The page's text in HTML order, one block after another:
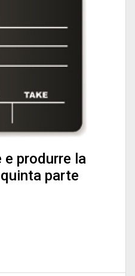
e produrre la
parte